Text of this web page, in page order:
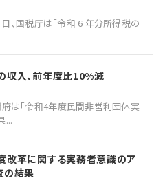
、国税庁は「令和 6 年分所得税の
収入、前年度比10%減
府は「令和4年度民間非営利団体実
...
改革に関する実務者意識のア
の結果